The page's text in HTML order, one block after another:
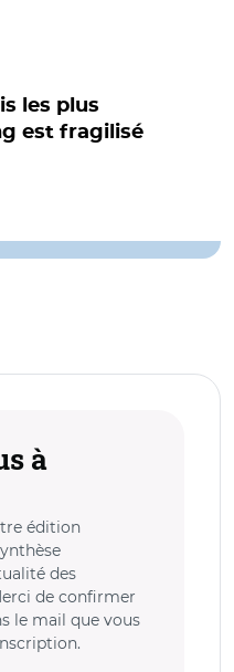
les plus
est fragilisé
à
édition
des
de confirmer
le mail que vous